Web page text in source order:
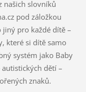
našich slovníků
pod záložkou
jiný pro každé dítě –
které si dítě samo
systém jako Baby
dětí –
znaků.